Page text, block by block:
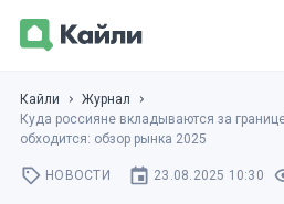
Кайли
Журнал
Куда россияне вкладываются за
обходится: обзор рынка 2025
НОВОСТИ 23.08.2025 10:30